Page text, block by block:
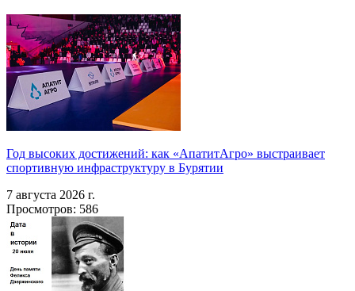
Год высоких достижений: как «АпатитАгро» выстраивает
спортивную инфраструктуру в Бурятии
7 августа 2026 г.
Просмотров: 586